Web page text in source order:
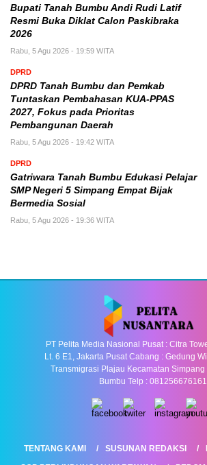
Bupati Tanah Bumbu Andi Rudi Latif
Resmi Buka Diklat Calon Paskibraka
2026
Rabu, 5 Agu 2026 - 19:59 WITA
DPRD
DPRD Tanah Bumbu dan Pemkab
Tuntaskan Pembahasan KUA-PPAS
2027, Fokus pada Prioritas
Pembangunan Daerah
Rabu, 5 Agu 2026 - 19:42 WITA
DPRD
Gatriwara Tanah Bumbu Edukasi Pelajar
SMP Negeri 5 Simpang Empat Bijak
Bermedia Sosial
Rabu, 5 Agu 2026 - 19:36 WITA
PT Pelita Media Nasional Pusat : Citra
Lt. 6 E1, Jakarta Pusat Cabang : Gedung
Transmigrasi Plajau Kecamatan Simpang
Bumbu Telp : 081256676161
TENTANG KAMI SUSUNAN REDAKSI